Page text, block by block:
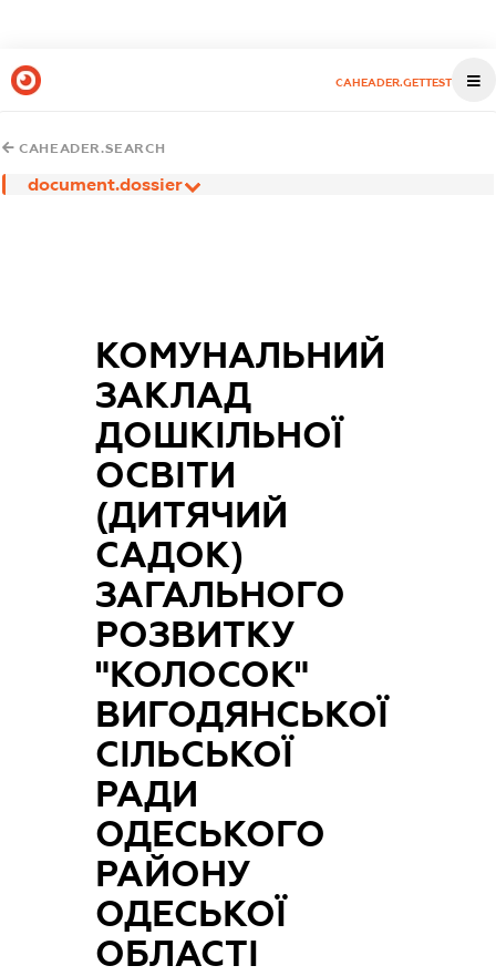
CAHEADER.GETTEST
CAHEADER.SEARCH
document.dossier
КОМУНАЛЬНИЙ
ЗАКЛАД
ДОШКІЛЬНОЇ
ОСВІТИ
(ДИТЯЧИЙ
САДОК)
ЗАГАЛЬНОГО
РОЗВИТКУ
"КОЛОСОК"
ВИГОДЯНСЬКОЇ
СІЛЬСЬКОЇ
РАДИ
ОДЕСЬКОГО
РАЙОНУ
ОДЕСЬКОЇ
ОБЛАСТІ